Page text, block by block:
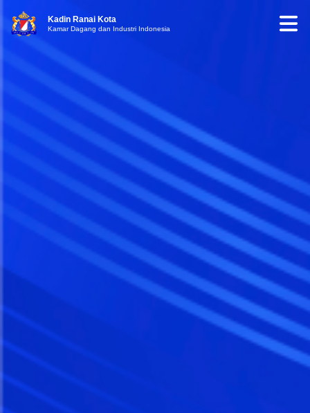
Kadin Ranai Kota
Kamar Dagang dan Industri Indonesia